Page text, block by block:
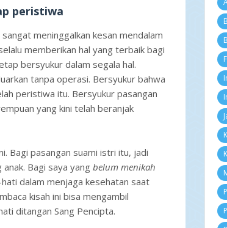
peristiwa
meninggalkan kesan mendalam
memberikan hal yang terbaik bagi
bersyukur dalam segala hal.
tanpa operasi. Bersyukur bahwa
peristiwa itu. Bersyukur pasangan
yang kini telah beranjak
Bagi pasangan suami istri itu, jadi
Bagi saya yang belum menikah
dalam menjaga kesehatan saat
kisah ini bisa mengambil
ditangan Sang Pencipta.